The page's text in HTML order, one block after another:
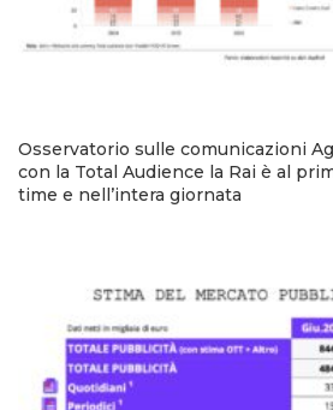
Osservatorio sulle comunicazioni
con la Total Audience la Rai è al
time e nell’intera giornata